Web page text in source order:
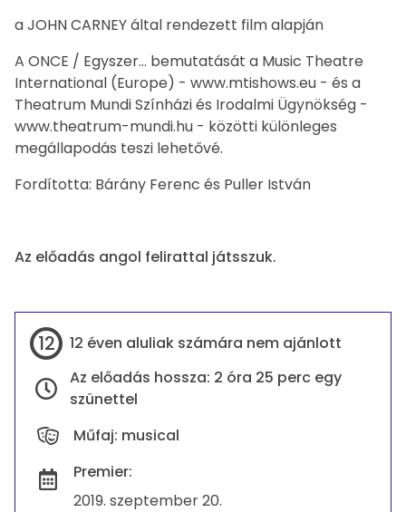
a JOHN CARNEY által rendezett film alapján
A ONCE / Egyszer... bemutatását a Music Theatre
International (Europe) - www.mtishows.eu - és a
Theatrum Mundi Színházi és Irodalmi Ügynökség -
www.theatrum-mundi.hu - közötti különleges
megállapodás teszi lehetővé.
Fordította: Bárány Ferenc és Puller István
Az előadás angol felirattal játsszuk.
Információk
12
12 éven aluliak számára nem ajánlott
Az előadás hossza: 2 óra 25 perc egy
szünettel
Műfaj: musical
Premier:
2019. szeptember 20.